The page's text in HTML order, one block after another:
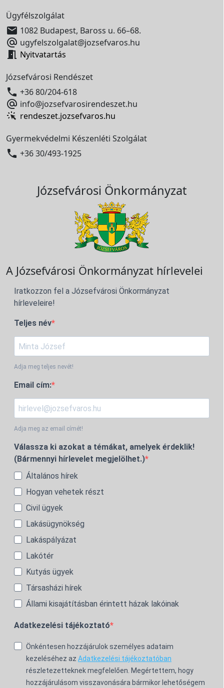
Ügyfélszolgálat
 1082 Budapest, Baross u. 66–68.
 ugyfelszolgalat@jozsefvaros.hu
 Nyitvatartás
Józsefvárosi Rendészet
 +36 80/204-618
 info@jozsefvarosirendeszet.hu
rendeszet.jozsefvaros.hu
Gyermekvédelmi Készenléti Szolgálat
 +36 30/493-1925
Józsefvárosi Önkormányzat
A Józsefvárosi Önkormányzat hírlevelei
Iratkozzon fel a Józsefvárosi Önkormányzat
hírleveleire!
Teljes név
Adja meg teljes nevét!
Email cím:
Adja meg az email címét!
Válassza ki azokat a témákat, amelyek érdeklik!
(Bármennyi hírlevelet megjelölhet.)
Általános hírek
Hogyan vehetek részt
Civil ügyek
Lakásügynökség
Lakáspályázat
Lakótér
Kutyás ügyek
Társasházi hírek
Állami kisajátításban érintett házak lakóinak
Adatkezelési tájékoztató
Önkéntesen hozzájárulok személyes adataim
kezeléséhez az Adatkezelési tájékoztatóban
részletezetteknek megfelelően. Megértettem, hogy
hozzájárulásom visszavonására bármikor lehetőségem